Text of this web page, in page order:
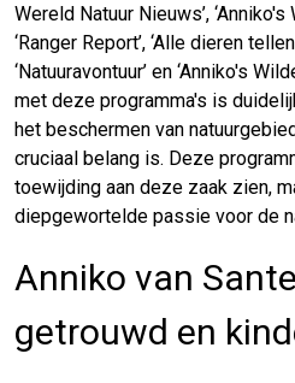
Wereld Natuur Nieuws’,
‘Ranger Report’, ‘Alle dieren
‘Natuuravontuur’ en ‘Anniko's
met deze programma's is
het beschermen van
cruciaal belang is. Deze
toewijding aan deze zaak zien,
diepgewortelde passie voor de
Anniko van
getrouwd en